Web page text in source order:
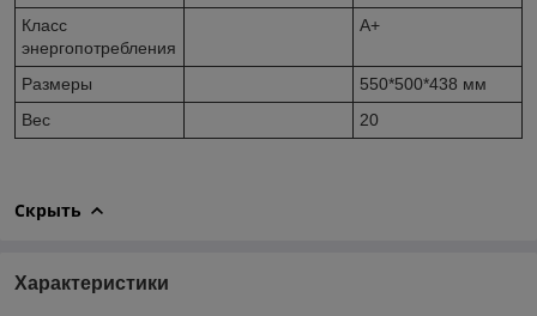
Класс
энергопотребления
A+
Размеры
550*500*438 мм
Вес
20
Скрыть
Характеристики